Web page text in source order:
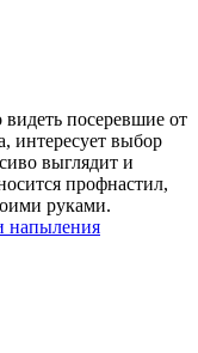
посеревшие от
интересует выбор
выглядит и
профнастил,
руками.
напыления